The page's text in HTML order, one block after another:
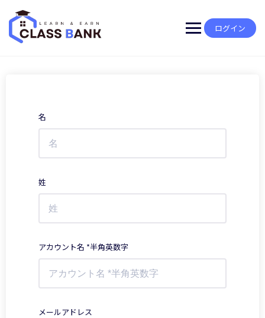
content
ログイン
名
姓
アカウント名 *半角英数字
メールアドレス